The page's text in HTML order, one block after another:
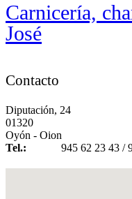
Carnicería,
José
Contacto
Diputación, 24
01320
Oyón - Oion
Tel.:
945 62 23 43 /